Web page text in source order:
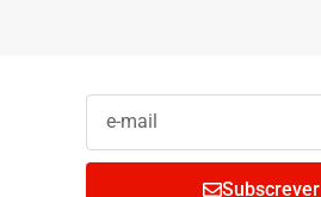
Subscrever